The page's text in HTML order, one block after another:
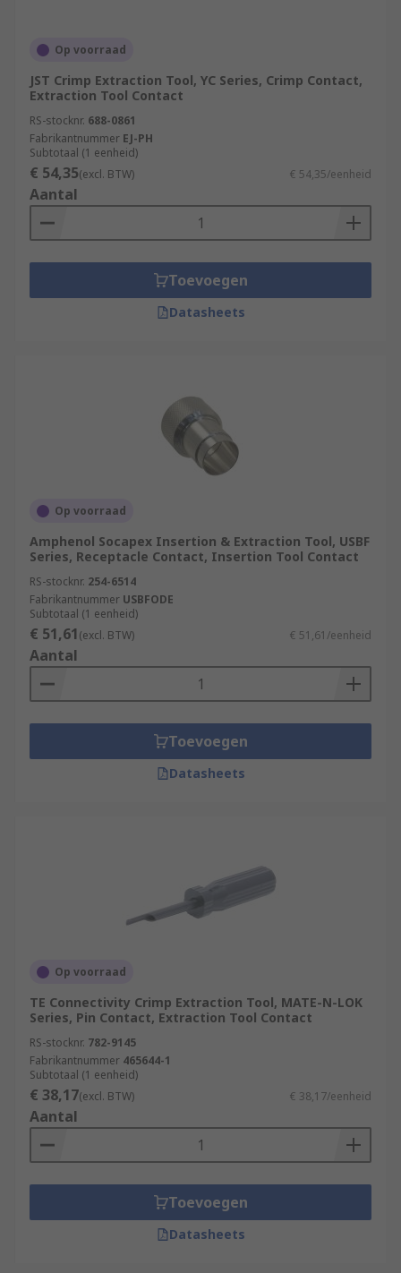
Op voorraad
JST Crimp Extraction Tool, YC Series, Crimp Contact,
Extraction Tool Contact
RS-stocknr. 688-0861
Fabrikantnummer EJ-PH
Subtotaal (1 eenheid)
€ 54,35(excl. BTW) € 54,35/eenheid
Aantal
Toevoegen
Datasheets
Op voorraad
Amphenol Socapex Insertion & Extraction Tool, USBF
Series, Receptacle Contact, Insertion Tool Contact
RS-stocknr. 254-6514
Fabrikantnummer USBFODE
Subtotaal (1 eenheid)
€ 51,61(excl. BTW) € 51,61/eenheid
Aantal
Toevoegen
Datasheets
Op voorraad
TE Connectivity Crimp Extraction Tool, MATE-N-LOK
Series, Pin Contact, Extraction Tool Contact
RS-stocknr. 782-9145
Fabrikantnummer 465644-1
Subtotaal (1 eenheid)
€ 38,17(excl. BTW) € 38,17/eenheid
Aantal
Toevoegen
Datasheets